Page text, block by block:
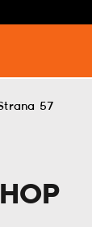
57